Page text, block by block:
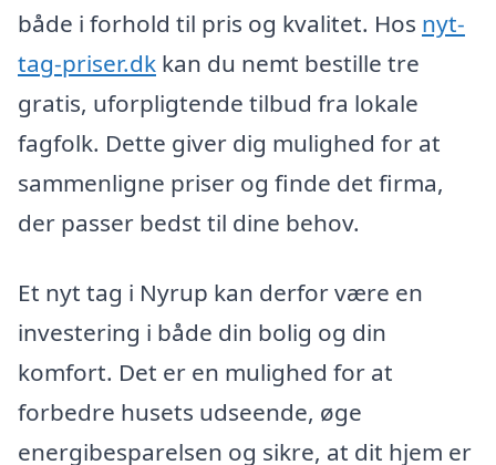
både i forhold til pris og kvalitet. Hos nyt-
tag-priser.dk kan du nemt bestille tre
gratis, uforpligtende tilbud fra lokale
fagfolk. Dette giver dig mulighed for at
sammenligne priser og finde det firma,
der passer bedst til dine behov.
Et nyt tag i Nyrup kan derfor være en
investering i både din bolig og din
komfort. Det er en mulighed for at
forbedre husets udseende, øge
energibesparelsen og sikre, at dit hjem er